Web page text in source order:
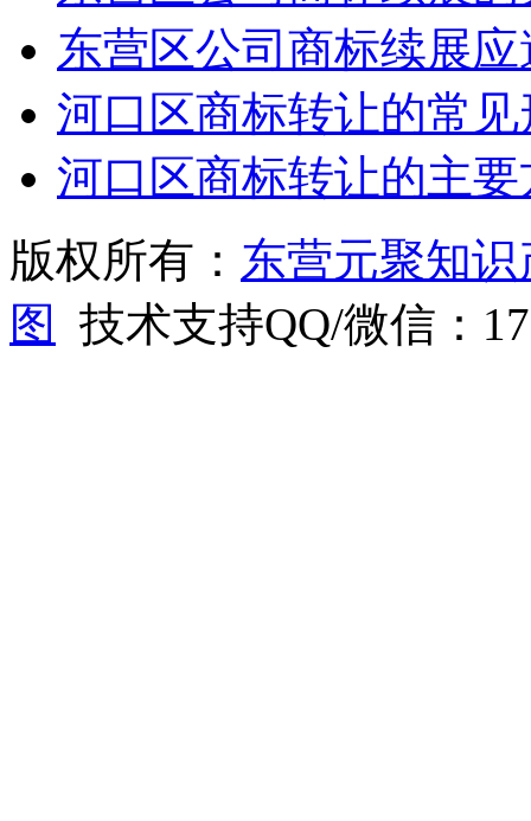
东营区公司商标续展
河口区商标转让的常
河口区商标转让的主要
版权所有： 东营元聚知
图
技术支持QQ/微信：